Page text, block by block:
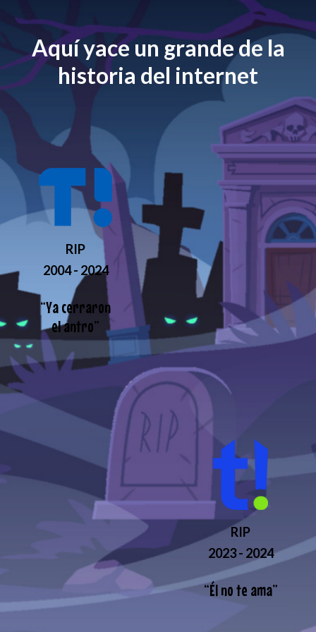
Aquí yace un grande de la
historia del internet
RIP
2004 - 2024
“Ya cerraron
el antro”
RIP
2023 - 2024
“Él no te ama”